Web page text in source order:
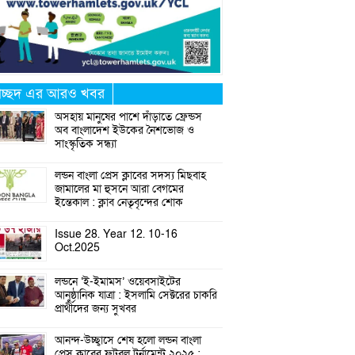
এর আরও খবর
অসহায় মানুষের পাশে দাঁড়াতে ফ্রেন্ডস
অব বাংলাদেশ ইউকের নৈশভোজ ও
সাংস্কৃতিক সন্ধ্যা
লন্ডন বাংলা প্রেস ক্লাবের সদস্য মিছবাহ
জামালের মা হুসনে আরা বেগমের
ইন্তেকাল : ক্লাব নেতৃবৃন্দের শোক
Issue 28. Year 12. 10-16
Oct.2025
লন্ডনে ‘ই-ইমামস’ ওয়েবসাইটের
আনুষ্ঠানিক যাত্রা : ইসলামি সেক্টরের চাকরি
প্রার্থীদের জন্য সুখবর
আনন্দ-উচ্ছ্বাসে শেষ হলো লন্ডন বাংলা